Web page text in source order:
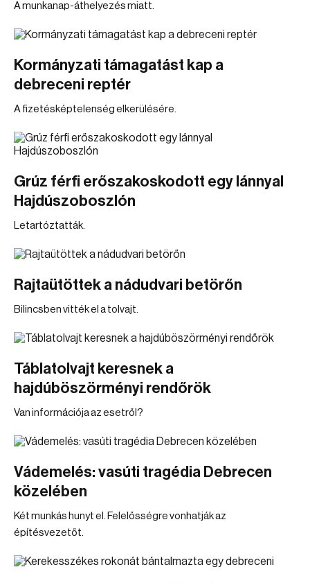
A munkanap-áthelyezés miatt.
Kormányzati támagatást kap a
debreceni reptér
A fizetésképtelenség elkerülésére.
Grúz férfi erőszakoskodott egy lánnyal
Hajdúszoboszlón
Letartóztatták.
Rajtaütöttek a nádudvari betörőn
Bilincsben vitték el a tolvajt.
Táblatolvajt keresnek a
hajdúböszörményi rendőrök
Van információja az esetről?
Vádemelés: vasúti tragédia Debrecen
közelében
Két munkás hunyt el. Felelősségre vonhatják az
építésvezetőt.